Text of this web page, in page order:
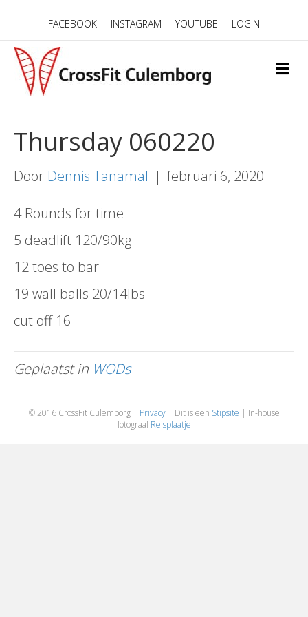
FACEBOOK INSTAGRAM YOUTUBE LOGIN
M
E
Thursday 060220
Door Dennis Tanamal | februari 6, 2020
4 Rounds for time
5 deadlift 120/90kg
12 toes to bar
19 wall balls 20/14lbs
cut off 16
Geplaatst in WODs
© 2016 CrossFit Culemborg | Privacy| Dit is een Stipsite | In-house
fotograafReisplaatje